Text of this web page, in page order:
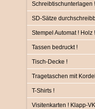
Schreibtischunterlagen !
SD-Sätze
Stempel Automat ! Holz !
Tassen bedruckt !
Tisch-Decke !
Tragetaschen mit Kordel
T-Shirts !
Visitenkarten ! Klapp-